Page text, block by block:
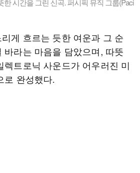
시간을 그린 신곡. 퍼시픽 뮤직 그룹(Paci
게 흐르는 듯한 여운과 그 순
바라는 마음을 담았으며, 따뜻
렉트로닉 사운드가 어우러진 미
로 완성했다.